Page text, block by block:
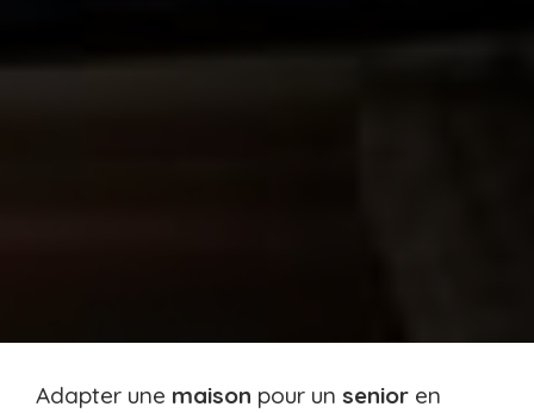
Adapter une maison pour un senior en